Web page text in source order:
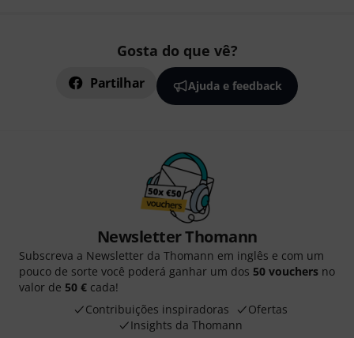
Gosta do que vê?
Partilhar Ajuda e feedback
Newsletter Thomann
Subscreva a Newsletter da Thomann em inglês e com um
pouco de sorte você poderá ganhar um dos 50 vouchers no
valor de 50 € cada!
Contribuições inspiradoras
Ofertas
Insights da Thomann